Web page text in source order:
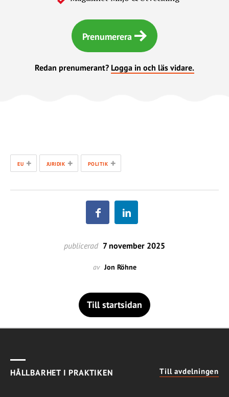
Prenumerera
Redan prenumerant? Logga in och läs vidare.
EU + JURIDIK + POLITIK +
publicerad 7 november 2025
av Jon Röhne
Till startsidan
HÅLLBARHET I PRAKTIKEN Till avdelningen